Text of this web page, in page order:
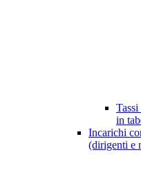
in
Incarichi
(dirigenti e